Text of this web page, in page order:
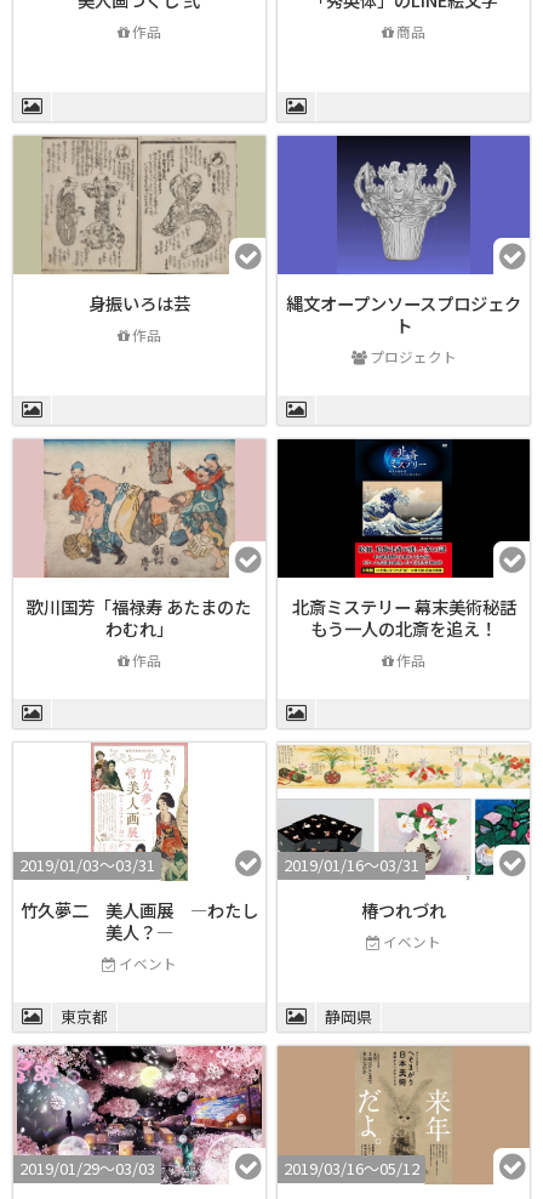
作品 商品
身振いろは芸
作品
縄文オープンソースプロジェク
ト
プロジェクト
歌川国芳「福禄寿 あたまのた
わむれ」
作品
北斎ミステリー 幕末美術秘話
もう一人の北斎を追え！
作品
2019/01/03〜03/31
竹久夢二 美人画展 ―わたし
美人？―
イベント
東京都
2019/01/16〜03/31
椿つれづれ
イベント
静岡県
2019/01/29〜03/03 2019/03/16〜05/12